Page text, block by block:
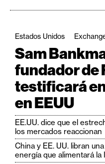
Estados Unidos
Sam
fundador de
testificará
en EEUU
EE.UU. dice que el
los mercados reaccionan
China y EE. UU. libran
energía que alimentará la